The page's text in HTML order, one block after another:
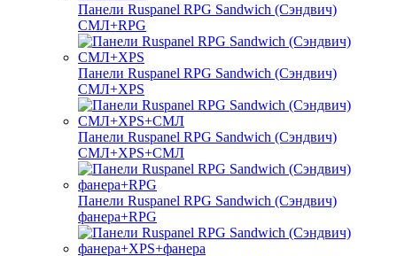
Панели Ruspanel RPG Sandwich (Сэндвич)
СМЛ+RPG
Панели Ruspanel RPG Sandwich (Сэндвич)
СМЛ+XPS
Панели Ruspanel RPG Sandwich (Сэндвич)
СМЛ+XPS+СМЛ
Панели Ruspanel RPG Sandwich (Сэндвич)
фанера+RPG